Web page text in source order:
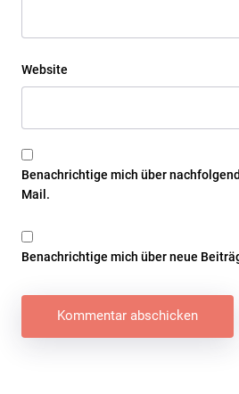
Website
Benachrichtige mich über
Mail.
Benachrichtige mich über neue